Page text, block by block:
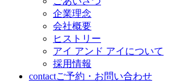
企業理念
会社概要
ヒストリー
アイ アンド アイについて
採用情報
contactご予約・お問い合わせ